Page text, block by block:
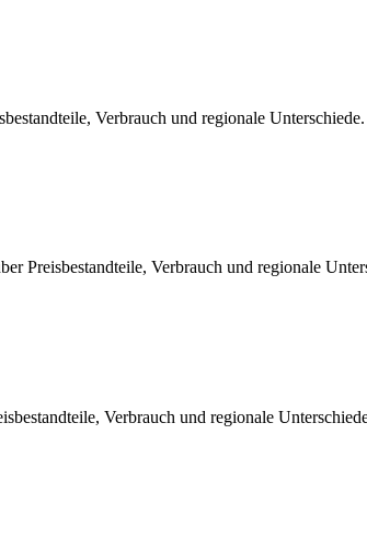
Verbrauch und regionale
Preisbestandteile, Verbrauch und regionale
Verbrauch und regionale